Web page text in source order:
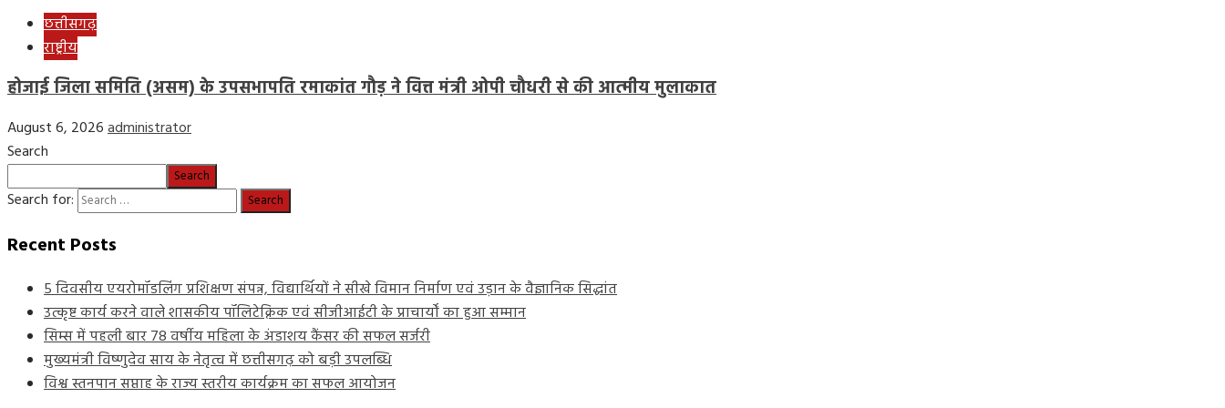
छत्तीसगढ़
राष्ट्रीय
होजाई जिला समिति (असम) के उपसभापति रमाकांत गौड़ ने वित्त मंत्री ओपी चौधरी से की आत्मीय मुलाकात
August 6, 2026administrator
Search
Search
Search for:
Recent Posts
5 दिवसीय एयरोमॉडलिंग प्रशिक्षण संपन्न, विद्यार्थियों ने सीखे विमान निर्माण एवं उड़ान के वैज्ञानिक सिद्धांत
उत्कृष्ट कार्य करने वाले शासकीय पॉलिटेक्निक एवं सीजीआईटी के प्राचार्यों का हुआ सम्मान
सिम्स में पहली बार 78 वर्षीय महिला के अंडाशय कैंसर की सफल सर्जरी
मुख्यमंत्री विष्णुदेव साय के नेतृत्व में छत्तीसगढ़ को बड़ी उपलब्धि
विश्व स्तनपान सप्ताह के राज्य स्तरीय कार्यक्रम का सफल आयोजन